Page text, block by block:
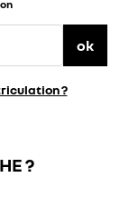
ok
?
?